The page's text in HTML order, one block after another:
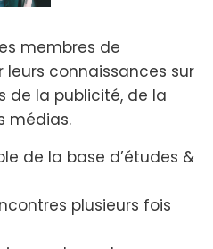
membres de
leurs connaissances sur
de la publicité, de la
médias.
de la base d’études &
plusieurs fois